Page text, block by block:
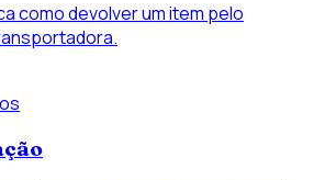
como devolver um item pelo